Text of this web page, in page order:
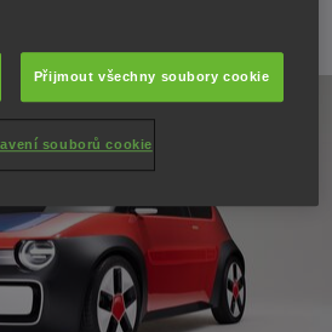
Přijmout všechny soubory cookie
souborů cookie